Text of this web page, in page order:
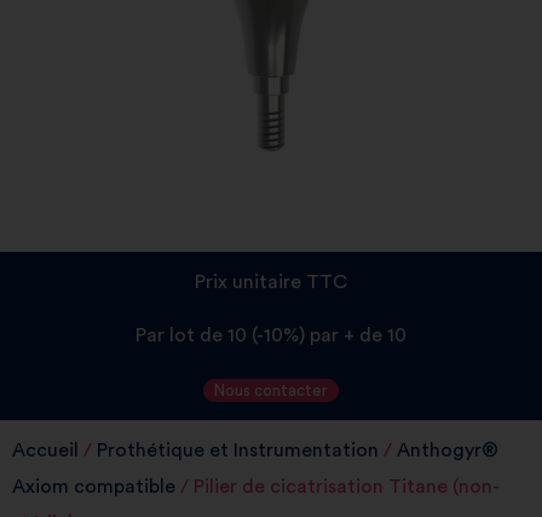
Prix unitaire TTC
Par lot de 10 (-10%) par + de 10
Nous contacter
Accueil / Prothétique et Instrumentation / Anthogyr®
Axiom compatible / Pilier de cicatrisation Titane (non-